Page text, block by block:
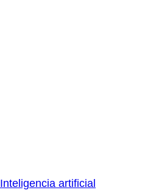
Inteligencia artificial